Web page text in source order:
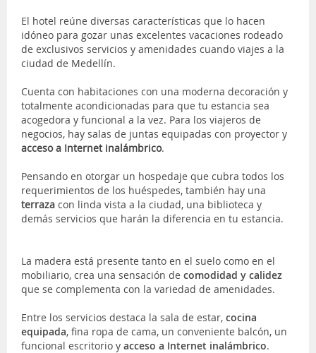
El hotel reúne diversas características que lo hacen
idóneo para gozar unas excelentes vacaciones rodeado
de exclusivos servicios y amenidades cuando viajes a la
ciudad de Medellín.
Cuenta con habitaciones con una moderna decoración y
totalmente acondicionadas para que tu estancia sea
acogedora y funcional a la vez. Para los viajeros de
negocios, hay salas de juntas equipadas con proyector y
acceso a Internet inalámbrico.
Pensando en otorgar un hospedaje que cubra todos los
requerimientos de los huéspedes, también hay una
terraza con linda vista a la ciudad, una biblioteca y
demás servicios que harán la diferencia en tu estancia.
La madera está presente tanto en el suelo como en el
mobiliario, crea una sensación de comodidad y calidez
que se complementa con la variedad de amenidades.
Entre los servicios destaca la sala de estar, cocina
equipada, fina ropa de cama, un conveniente balcón, un
funcional escritorio y acceso a Internet inalámbrico.